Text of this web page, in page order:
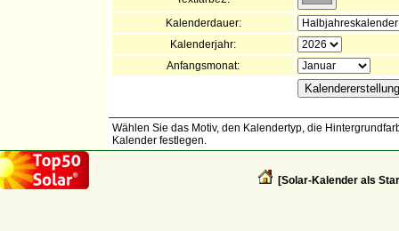
Kalenderdauer:
Kalenderjahr:
Anfangsmonat:
Wählen Sie das Motiv, den Kalendertyp, die
Kalender festlegen.
[Solar-Kalender als